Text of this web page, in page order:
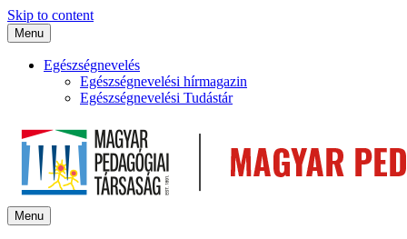
Skip to content
Menu
Egészségnevelés
Egészségnevelési hírmagazin
Egészségnevelési Tudástár
Menu